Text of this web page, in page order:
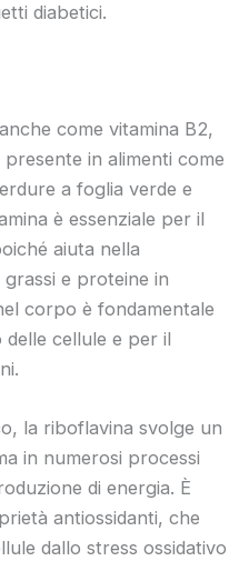
diabetici.
come vitamina B2,
in alimenti come
a foglia verde e
è essenziale per il
aiuta nella
e proteine in
corpo è fondamentale
cellule e per il
la riboflavina svolge un
in numerosi processi
di energia. È
antiossidanti, che
dallo stress ossidativo